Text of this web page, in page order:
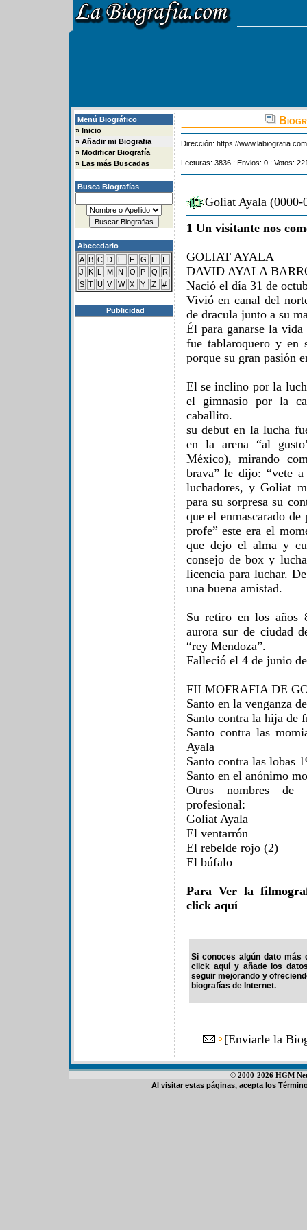
Menú Biográfico
» Inicio
» Añadir mi Biografia
» Modificar Biografía
» Las más Buscadas
Busca Biografías
Abecedario
A B C D E F G H
I
J
K L M N O P Q
R
S T U V W X Y Z #
Publicidad
Dirección: https://
Lecturas: 3836 : Envios: 0 : Votos:
Goliat Ayala
1 Un visitante nos
GOLIAT AYALA
DAVID AYALA
Nació el día 31 de
Vivió en canal del
de dracula junto a su
Él para ganarse la
fue tablaroquero y en
porque su gran pasión
El se inclino por la
el gimnasio por la
caballito.
su debut en la lucha
en la arena “al
México), mirando
brava” le dijo: “vete
luchadores, y Goliat
para su sorpresa su
que el enmascarado
profe” este era el
que dejo el alma y
consejo de box y
licencia para luchar.
una buena amistad.
Su retiro en los años
aurora sur de ciudad
“rey Mendoza”.
Falleció el 4 de junio
FILMOFRAFIA DE
Santo en la venganza
Santo contra la hija de
Santo contra las
Ayala
Santo contra las lobas
Santo en el anónimo
Otros nombres de
profesional:
Goliat Ayala
El ventarrón
El rebelde rojo (2)
El búfalo
Para Ver la
click aquí
Si conoces algún dato más
click aquí y añade los
seguir mejorando y
biografías de Internet.
[Enviarle la
© 2000-2026 HGM
Al visitar estas páginas, acepta los